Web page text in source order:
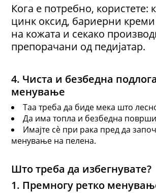
Кога е потребно, користете:
цинк оксид, бариерни
на кожата и секако
препорачани од педијатар.
4. Чиста и безбедна
менување
Таа треба да биде мека што
Да има топла и безбедна
Имајте сè при рака пред да
менување на пелена.
Што треба да избегнувате?
1. Премногу ретко